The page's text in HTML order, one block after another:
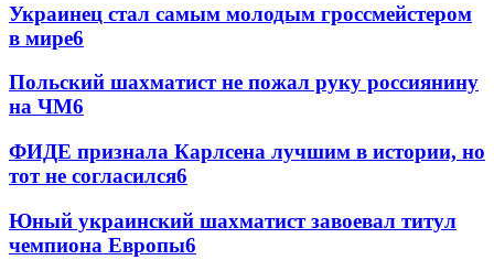
Украинец стал самым молодым гроссмейстером
в мире6
Польский шахматист не пожал руку россиянину
на ЧМ6
ФИДЕ признала Карлсена лучшим в истории, но
тот не согласился6
Юный украинский шахматист завоевал титул
чемпиона Европы6